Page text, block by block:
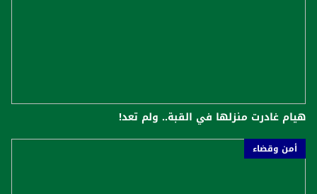
هيام غادرت منزلها في القبة.. ولم تعد!
أمن وقضاء